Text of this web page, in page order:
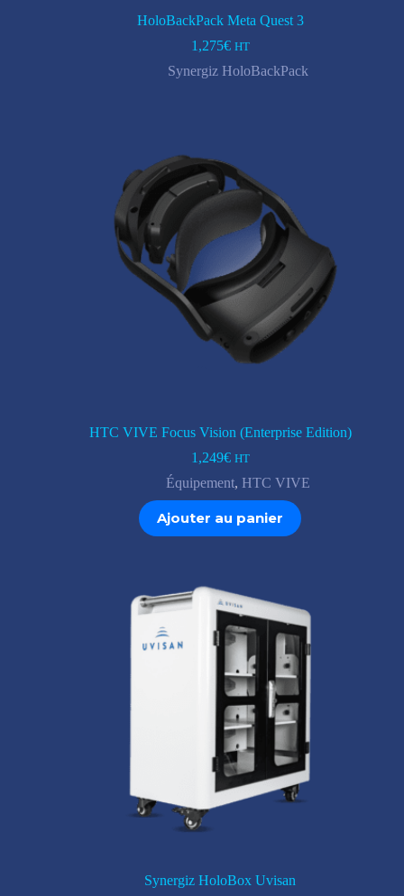
HoloBackPack Meta Quest 3
1,275€ HT
Synergiz HoloBackPack
HTC VIVE Focus Vision (Enterprise Edition)
1,249€ HT
Équipement, HTC VIVE
Ajouter au panier
Synergiz HoloBox Uvisan